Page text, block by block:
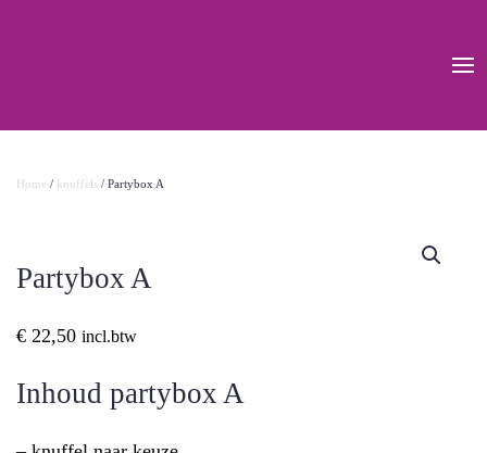
Home / knuffels / Partybox A
Partybox A
€ 22,50 incl.btw
Inhoud partybox A